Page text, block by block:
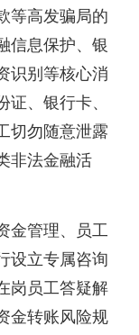
等高发骗局的
信息保护、银
识别等核心消
、银行卡、
切勿随意泄露
非法金融活
金管理、员工
设立专属咨询
岗员工答疑解
金转账风险规